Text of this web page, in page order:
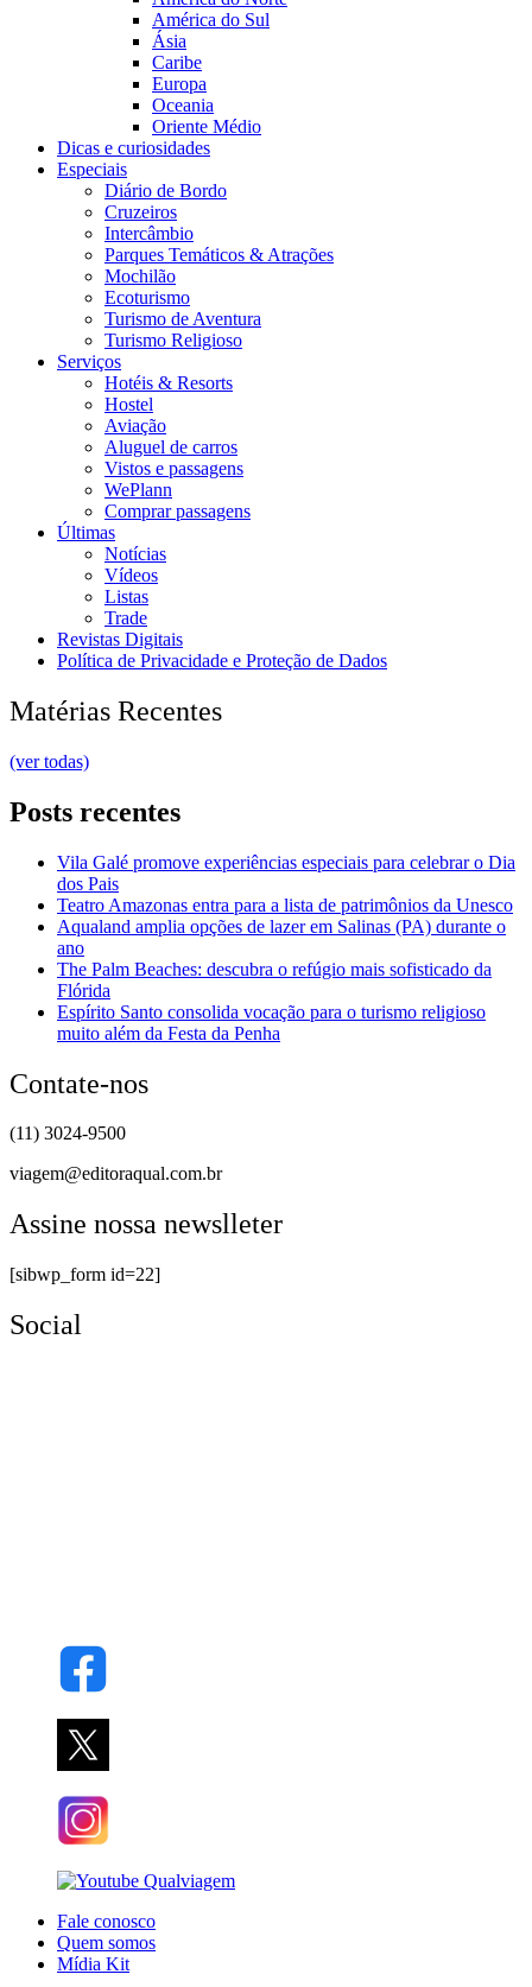
América do Sul
Ásia
Caribe
Europa
Oceania
Oriente Médio
Dicas e curiosidades
Especiais
Diário de Bordo
Cruzeiros
Intercâmbio
Parques Temáticos & Atrações
Mochilão
Ecoturismo
Turismo de Aventura
Turismo Religioso
Serviços
Hotéis & Resorts
Hostel
Aviação
Aluguel de carros
Vistos e passagens
WePlann
Comprar passagens
Últimas
Notícias
Vídeos
Listas
Trade
Revistas Digitais
Política de Privacidade e Proteção de Dados
Matérias Recentes
(ver todas)
Posts recentes
Vila Galé promove experiências especiais para celebrar o Dia
dos Pais
Teatro Amazonas entra para a lista de patrimônios da Unesco
Aqualand amplia opções de lazer em Salinas (PA) durante o
ano
The Palm Beaches: descubra o refúgio mais sofisticado da
Flórida
Espírito Santo consolida vocação para o turismo religioso
muito além da Festa da Penha
Contate-nos
(11) 3024-9500
viagem@editoraqual.com.br
Assine nossa newslleter
[sibwp_form id=22]
Social
Fale conosco
Quem somos
Mídia Kit